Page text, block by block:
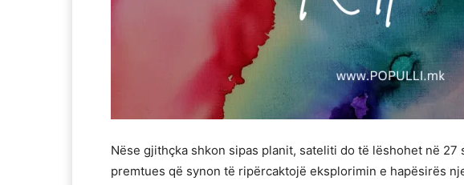
Nëse gjithçka shkon sipas planit, sateliti do të lëshohet në
premtues që synon të ripërcaktojë eksplorimin e hapësirës